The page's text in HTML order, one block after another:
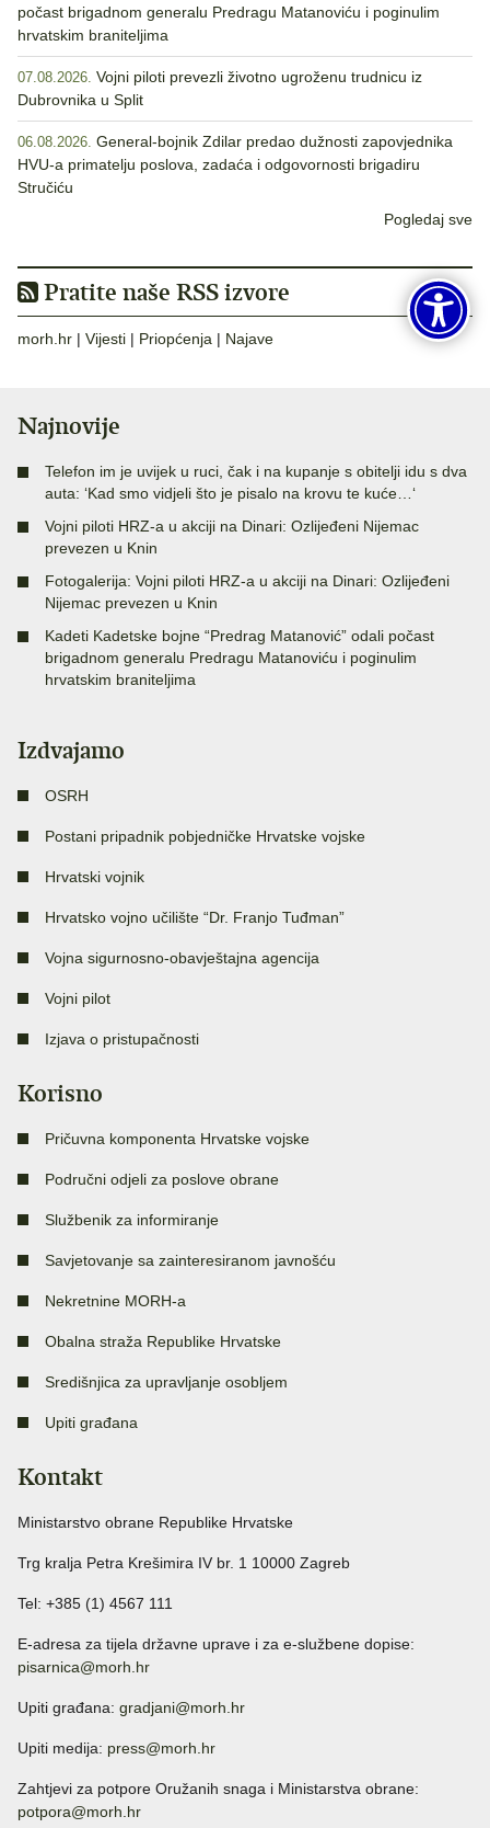
počast brigadnom generalu Predragu Matanoviću i poginulim
hrvatskim braniteljima
07.08.2026. Vojni piloti prevezli životno ugroženu trudnicu iz
Dubrovnika u Split
06.08.2026. General-bojnik Zdilar predao dužnosti zapovjednika
HVU-a primatelju poslova, zadaća i odgovornosti brigadiru
Stručiću
Pogledaj sve
Pratite naše RSS izvore
morh.hr | Vijesti | Priopćenja | Najave
Najnovije
Telefon im je uvijek u ruci, čak i na kupanje s obitelji idu s dva
auta: ‘Kad smo vidjeli što je pisalo na krovu te kuće…‘
Vojni piloti HRZ-a u akciji na Dinari: Ozlijeđeni Nijemac
prevezen u Knin
Fotogalerija: Vojni piloti HRZ-a u akciji na Dinari: Ozlijeđeni
Nijemac prevezen u Knin
Kadeti Kadetske bojne “Predrag Matanović” odali počast
brigadnom generalu Predragu Matanoviću i poginulim
hrvatskim braniteljima
Izdvajamo
OSRH
Postani pripadnik pobjedničke Hrvatske vojske
Hrvatski vojnik
Hrvatsko vojno učilište “Dr. Franjo Tuđman”
Vojna sigurnosno-obavještajna agencija
Vojni pilot
Izjava o pristupačnosti
Korisno
Pričuvna komponenta Hrvatske vojske
Područni odjeli za poslove obrane
Službenik za informiranje
Savjetovanje sa zainteresiranom javnošću
Nekretnine MORH-a
Obalna straža Republike Hrvatske
Središnjica za upravljanje osobljem
Upiti građana
Kontakt
Ministarstvo obrane Republike Hrvatske
Trg kralja Petra Krešimira IV br. 1 10000 Zagreb
Tel: +385 (1) 4567 111
E-adresa za tijela državne uprave i za e-službene dopise:
pisarnica@morh.hr
Upiti građana: gradjani@morh.hr
Upiti medija: press@morh.hr
Zahtjevi za potpore Oružanih snaga i Ministarstva obrane:
potpora@morh.hr